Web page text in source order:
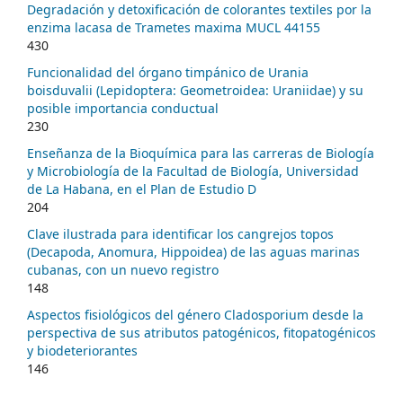
Degradación y detoxificación de colorantes textiles por la
enzima lacasa de Trametes maxima MUCL 44155
430
Funcionalidad del órgano timpánico de Urania
boisduvalii (Lepidoptera: Geometroidea: Uraniidae) y su
posible importancia conductual
230
Enseñanza de la Bioquímica para las carreras de Biología
y Microbiología de la Facultad de Biología, Universidad
de La Habana, en el Plan de Estudio D
204
Clave ilustrada para identificar los cangrejos topos
(Decapoda, Anomura, Hippoidea) de las aguas marinas
cubanas, con un nuevo registro
148
Aspectos fisiológicos del género Cladosporium desde la
perspectiva de sus atributos patogénicos, fitopatogénicos
y biodeteriorantes
146